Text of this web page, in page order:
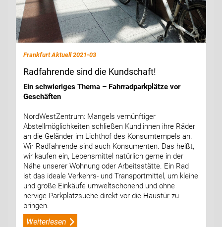
Frankfurt Aktuell 2021-03
Radfahrende sind die Kundschaft!
Ein schwieriges Thema – Fahrradparkplätze vor
Geschäften
NordWestZentrum: Mangels vernünftiger
Abstellmöglichkeiten schließen Kund:innen ihre Räder
an die Geländer im Lichthof des Konsumtempels an.
Wir Radfahrende sind auch Konsumenten. Das heißt,
wir kaufen ein, Lebensmittel natürlich gerne in der
Nähe unserer Wohnung oder Arbeitsstätte. Ein Rad
ist das ideale Verkehrs- und Transportmittel, um kleine
und große Einkäufe umweltschonend und ohne
nervige Parkplatzsuche direkt vor die Haustür zu
bringen.
Weiterlesen